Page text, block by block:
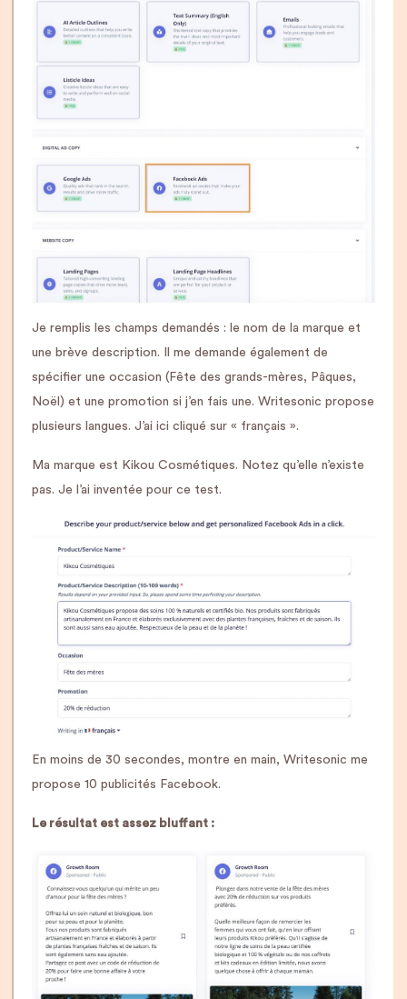
Je remplis les champs demandés : le nom de la marque et
une brève description. Il me demande également de
spécifier une occasion (Fête des grands-mères, Pâques,
Noël) et une promotion si j’en fais une. Writesonic propose
plusieurs langues. J’ai ici cliqué sur « français ».
Ma marque est Kikou Cosmétiques. Notez qu’elle n’existe
pas. Je l’ai inventée pour ce test.
En moins de 30 secondes, montre en main, Writesonic me
propose 10 publicités Facebook.
Le résultat est assez bluffant :